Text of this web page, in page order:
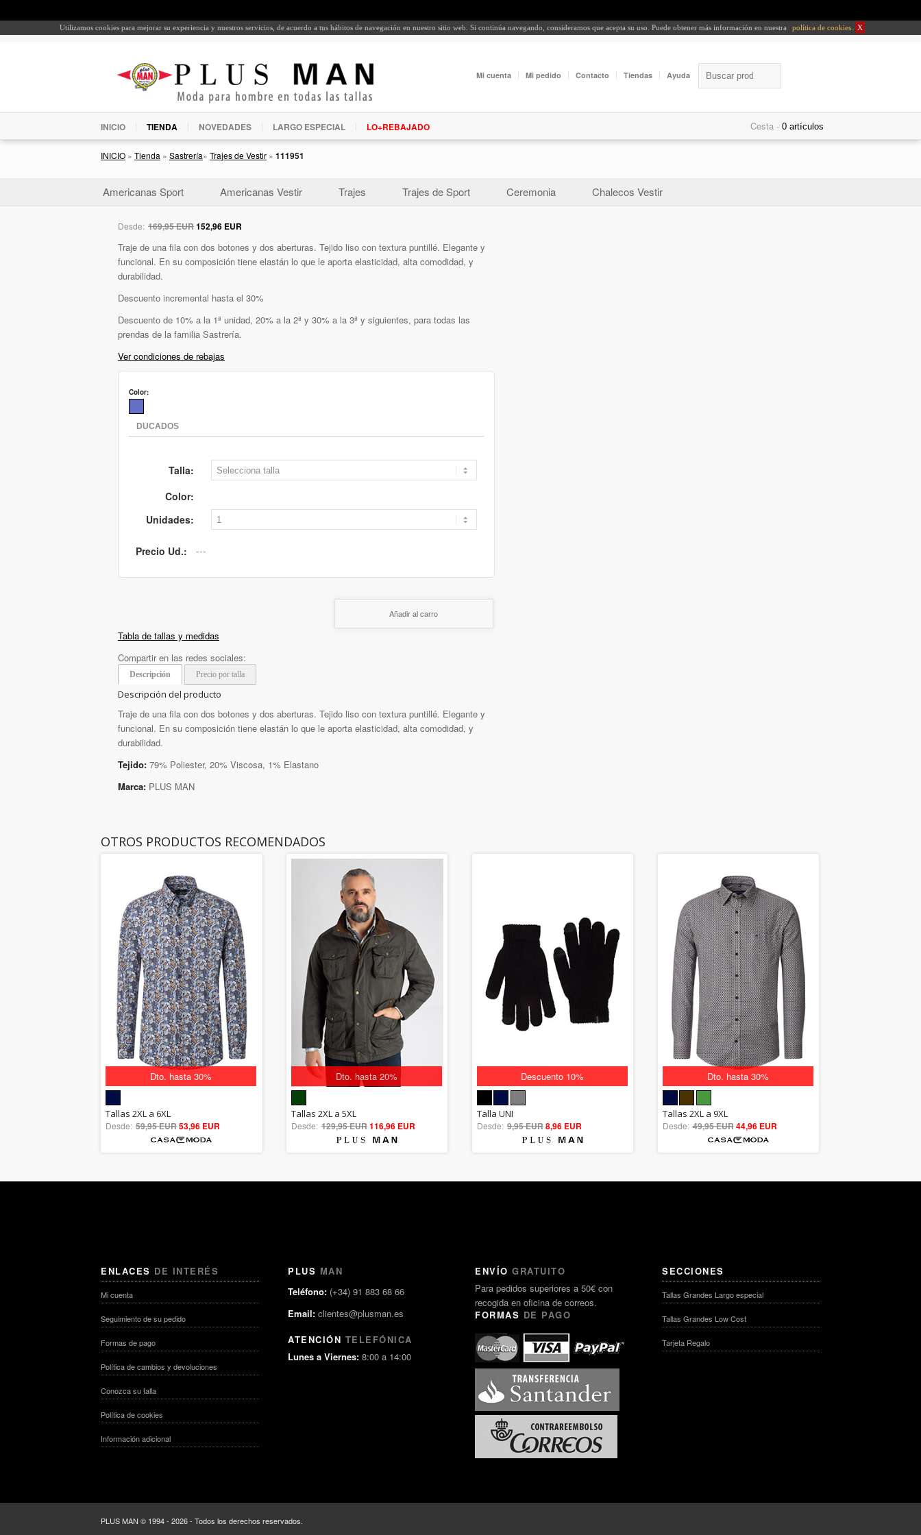
Utilizamos cookies para mejorar su experiencia y nuestros servicios, de acuerdo a tus hábitos de navegación en nuestro sitio web. Si continúa navegando, consideramos que acepta su uso. Puede obtener más información en nuestra política de cookies X
Mi cuenta Mi pedido Contacto Tiendas Ayuda
INICIO TIENDA NOVEDADES LARGO ESPECIAL LO+REBAJADO Cesta -
INICIO » Tienda » Sastrería» Trajes de Vestir » 111951
Americanas Sport Americanas Vestir Trajes Trajes de Sport Ceremonia Chalecos Vestir
Desde: 169,95 EUR152,96 EUR
Traje de una fila con dos botones y dos aberturas. Tejido liso con textura puntillé. Elegante y
funcional. En su composición tiene elastán lo que le aporta elasticidad, alta comodidad, y
durabilidad.
Descuento incremental hasta el 30%
Descuento de 10% a la 1ª unidad, 20% a la 2ª y 30% a la 3ª y siguientes, para todas las
prendas de la familia Sastrería.
Ver condiciones de rebajas
Color:
Talla:
Color:
Unidades:
Precio Ud.:
Añadir al carro
Tabla de tallas y medidas
Compartir en las redes sociales:
Descripción Precio por talla
Descripción del producto
Traje de una fila con dos botones y dos aberturas. Tejido liso con textura puntillé. Elegante y
funcional. En su composición tiene elastán lo que le aporta elasticidad, alta comodidad, y
durabilidad.
Tejido: 79% Poliester, 20% Viscosa, 1% Elastano
Marca: PLUS MAN
OTROS PRODUCTOS RECOMENDADOS
Dto. hasta 30%
5.00
out of 5
Tallas 2XL a 6XL
Desde: 59,95 EUR53,96 EUR
Dto. hasta 20%
5.00
out of 5
Tallas 2XL a 5XL
Desde: 129,95 EUR116,96 EUR
Descuento 10%
out of 5
Talla UNI
Desde: 9,95 EUR8,96 EUR
Dto. hasta 30%
5.00
out of 5
Tallas 2XL a 9XL
Desde: 49,95 EUR44,96 EUR
ENLACES DE INTERÉS
Mi cuenta
Seguimiento de su pedido
Formas de pago
Política de cambios y devoluciones
Conozca su talla
Política de cookies
Información adicional
PLUS MAN
Teléfono: (+34) 91 883 68 66
Email: clientes@plusman.es
ATENCIÓN TELEFÓNICA
Lunes a Viernes: 8:00 a 14:00
ENVÍO GRATUITO
Para pedidos superiores a 50€ con
recogida en oficina de correos.
FORMAS DE PAGO
SECCIONES
Tallas Grandes Largo especial
Tallas Grandes Low Cost
Tarjeta Regalo
PLUS MAN © 1994 - 2026 - Todos los derechos reservados.